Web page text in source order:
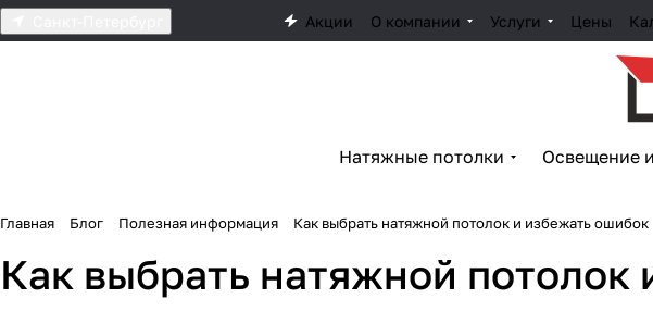
Акции О компании Услуги Цены
Натяжные потолки Освещение
Главная Блог Полезная информация Как выбрать натяжной потолок и избежать ошибок
Как выбрать натяжной потолок